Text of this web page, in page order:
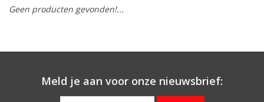
Wijnhuizen
Geen producten gevonden!...
Meld je aan voor onze nieuwsbrief: